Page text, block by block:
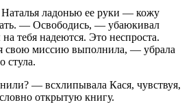
ладонью ее руки — кожу
— Освободись, — убаюкивал
тебя надеются. Это неспроста.
свою миссию выполнила, — убрала
стула.
— всхлипывала Кася, чувствуя,
открытую книгу.